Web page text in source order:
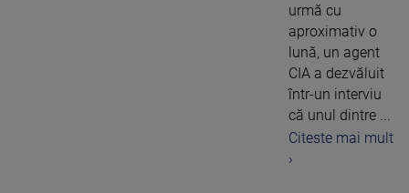
urmă cu
aproximativ o
lună, un agent
CIA a dezvăluit
într-un interviu
că unul dintre ...
Citeste mai mult
›